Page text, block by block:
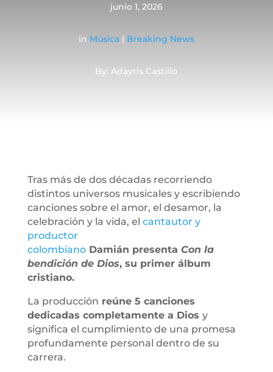
junio 1, 2026
in Música | Breaking News
By: Adayris Castillo
Tras más de dos décadas recorriendo
distintos universos musicales y escribiendo
canciones sobre el amor, el desamor, la
celebración y la vida, el cantautor y
productor
colombiano Damián presenta Con la
bendición de Dios, su primer álbum
cristiano.
La producción reúne 5 canciones
dedicadas completamente a Dios y
significa el cumplimiento de una promesa
profundamente personal dentro de su
carrera.